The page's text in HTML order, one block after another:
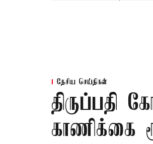
தேசிய செய்திகள்
திருப்பதி
காணிக்கை